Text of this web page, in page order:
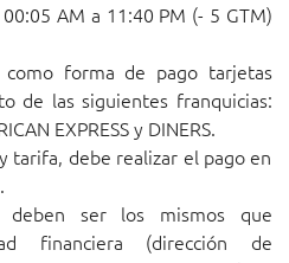
AM a 11:40 PM (- 5 GTM)
forma de pago tarjetas
de las siguientes franquicias:
EXPRESS y DINERS.
tarifa, debe realizar el pago en
deben ser los mismos que
financiera (dirección de